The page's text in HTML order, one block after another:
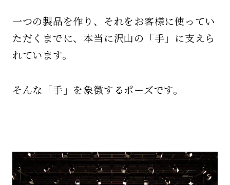
一つの製品を作り、それをお客様に使ってい
ただくまでに、本当に沢山の「手」に支えら
れています。
そんな「手」を象徴するポーズです。